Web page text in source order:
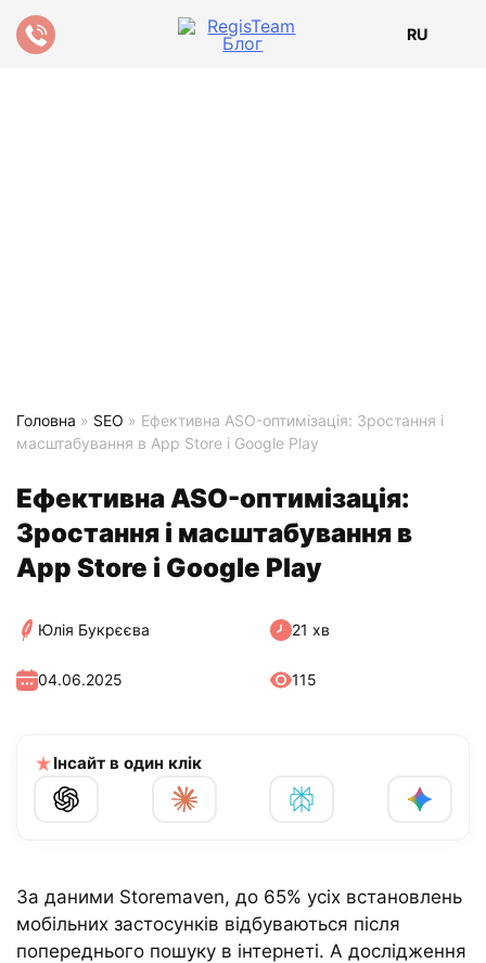
RU
Головна » SEO » Ефективна ASO-оптимізація: Зростання і
масштабування в App Store і Google Play
Ефективна ASO-оптимізація:
Зростання і масштабування в
App Store і Google Play
Юлія Букрєєва 21 хв
115
04.06.2025
Інсайт в один клік
За даними Storemaven, до 65% усіх встановлень
мобільних застосунків відбуваються після
попереднього пошуку в інтернеті. А дослідження